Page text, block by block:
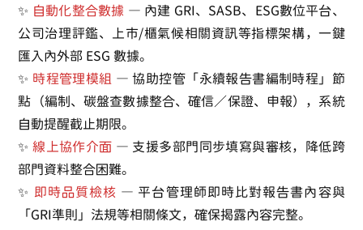
✨ 自動化整合數據 — 內建 GRI、SASB、ESG數位平台、
公司治理評鑑、上市/櫃氣候相關資訊等指標架構，一鍵
匯入內外部 ESG 數據。
✨ 時程管理模組 — 協助控管「永續報告書編制時程」節
點（編制、碳盤查數據整合、確信／保證、申報），系統
自動提醒截止期限。
✨線上協作介面 — 支援多部門同步填寫與審核，降低跨
部門資料整合困難。
✨
即時品質檢核 — 平台管理師即時比對報告書內容與
「GRI準則」法規等相關條文，確保揭露內容完整。